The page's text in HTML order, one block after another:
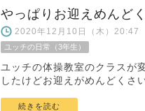
やっぱりお迎えめんど
2020年12月10日（木）20:47
ユッチの日常（3年生）
ユッチの体操教室のクラスが
したけどお迎えがめんどくさ
続きを読む